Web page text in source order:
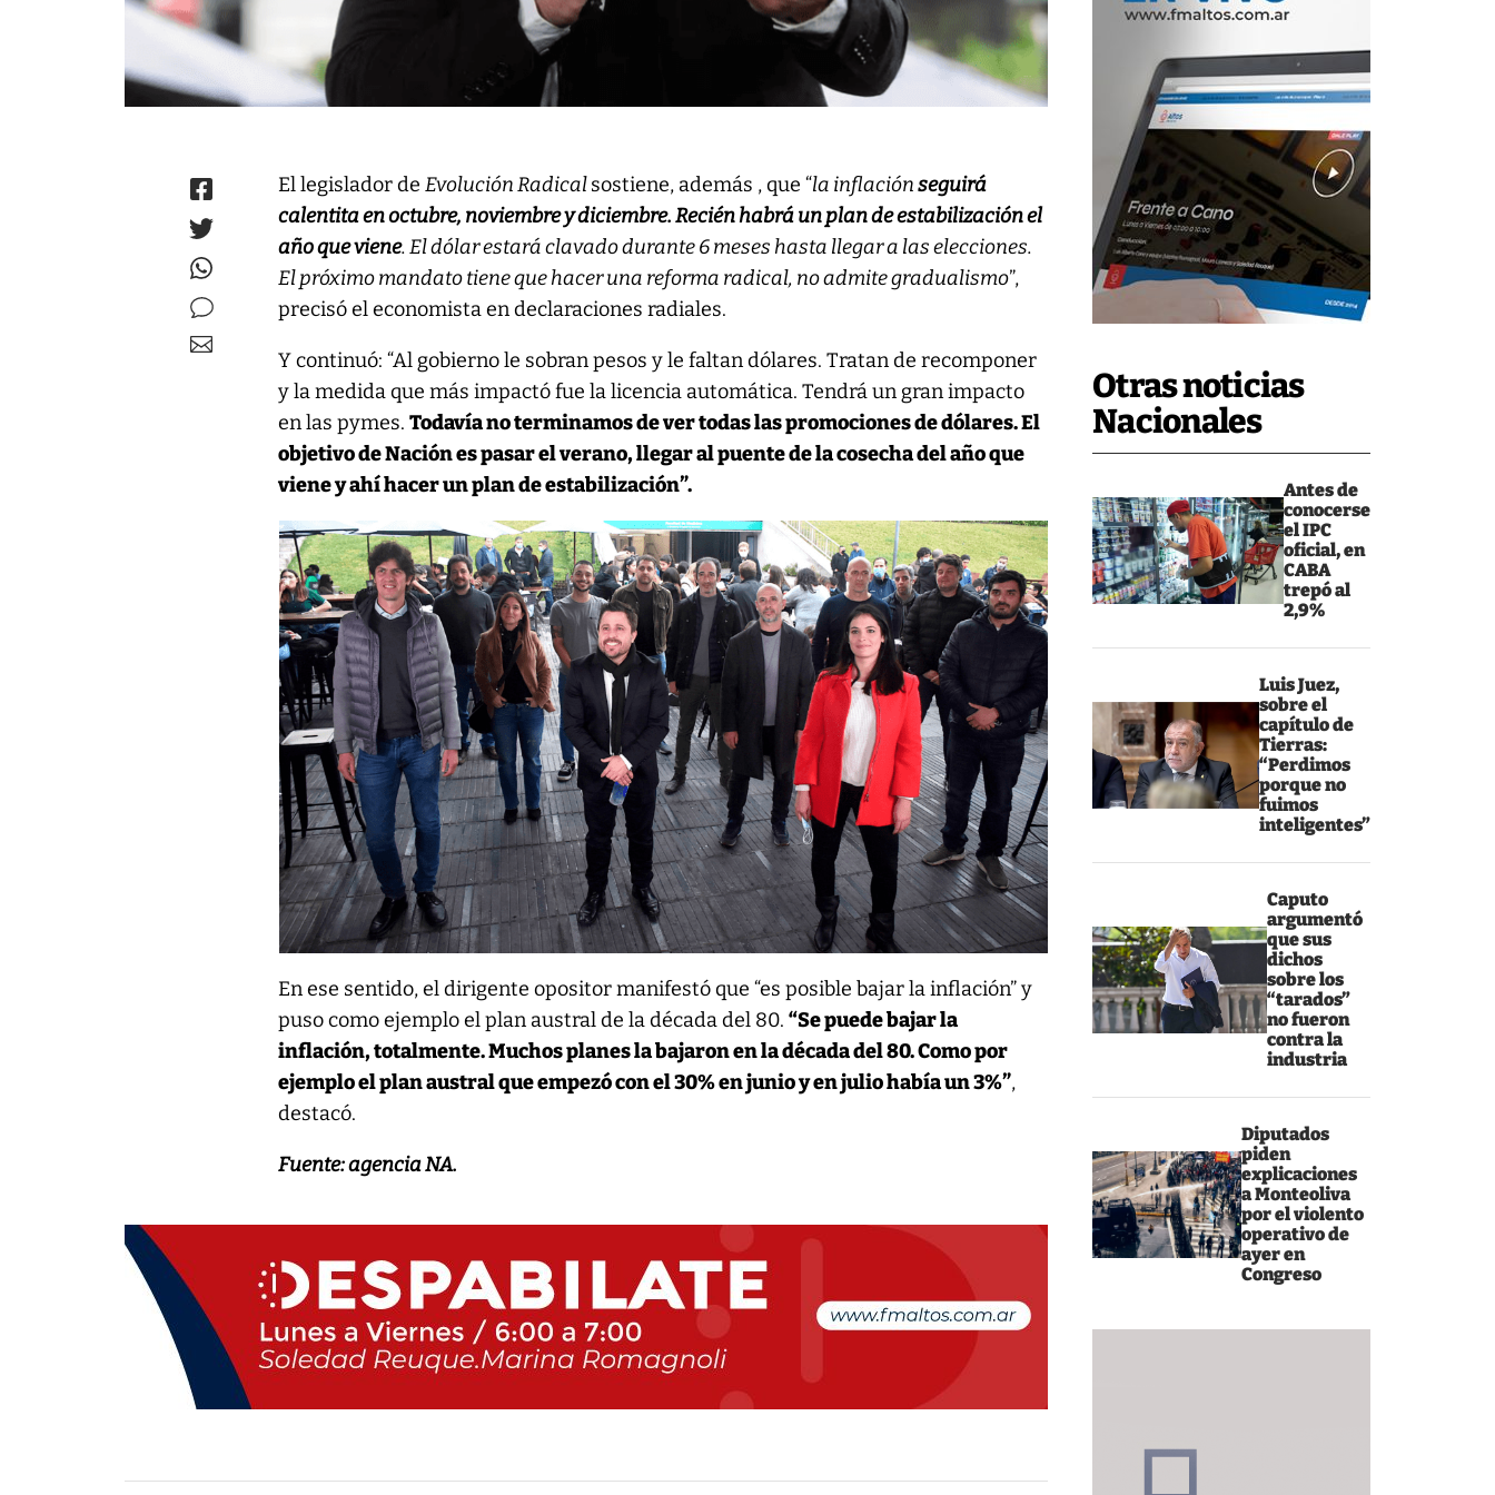
Otras noticias
Nacionales
Antes de
conocerse
el IPC
oficial, en
CABA
trepó al
2,9%
Luis Juez,
sobre el
capítulo de
Tierras:
“Perdimos
porque no
fuimos
inteligentes”
Caputo
argumentó
que sus
dichos
sobre los
“tarados”
no fueron
contra la
industria
Diputados
piden
explicaciones
a Monteoliva
por el violento
operativo de
ayer en
Congreso
El legislador deEvolución Radicalsostiene, además , que “la inflaciónseguirá
calentita en octubre, noviembre y diciembre. Recién habrá un plan de estabilización el
año que viene. El dólar estará clavado durante 6 meses hasta llegar a las elecciones.
El próximo mandato tiene que hacer una reforma radical, no admite gradualismo”,
precisó el economista en declaraciones radiales.
Y continuó: “Al gobierno le sobran pesos y le faltan dólares. Tratan de recomponer
y la medida que más impactó fue la licencia automática. Tendrá un gran impacto
en las pymes.Todavía no terminamos de ver todas las promociones de dólares. El
objetivo de Nación es pasar el verano, llegar al puente de la cosecha del año que
viene y ahí hacer un plan de estabilización”.
En ese sentido, el dirigente opositor manifestó que “es posible bajar la inflación” y
puso como ejemplo el plan austral de la década del 80.“Se puede bajar la
inflación, totalmente. Muchos planes la bajaron en la década del 80. Como por
ejemplo el plan austral que empezó con el 30% en junio y en julio había un 3%”,
destacó.
Fuente: agencia NA.